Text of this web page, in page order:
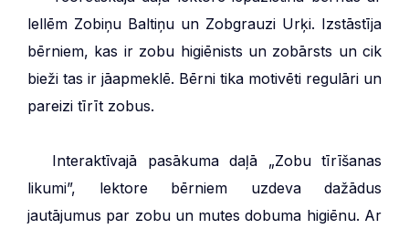
lellēm Zobiņu Baltiņu un Zobgrauzi Urķi. Izstāstīja
bērniem, kas ir zobu higiēnists un zobārsts un cik
bieži tas ir jāapmeklē. Bērni tika motivēti regulāri un
pareizi tīrīt zobus.
Interaktīvajā pasākuma daļā „Zobu tīrīšanas
likumi”, lektore bērniem uzdeva dažādus
jautājumus par zobu un mutes dobuma higiēnu. Ar